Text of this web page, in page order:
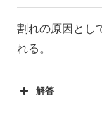
割れの原因とし
れる。
解答